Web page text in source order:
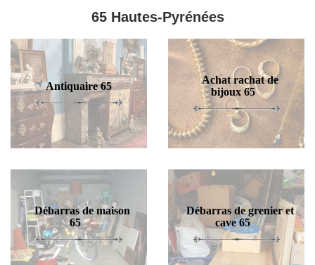
65 Hautes-Pyrénées
Antiquaire 65
Achat rachat de
bijoux 65
Débarras de maison
65
Débarras de grenier et
cave 65